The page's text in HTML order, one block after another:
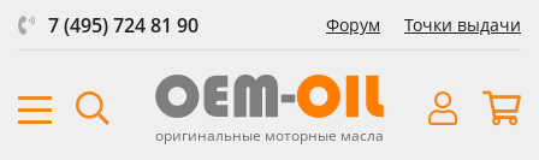
7 (495) 724 81 90 Форум Точки выдачи
оригинальные моторные масла